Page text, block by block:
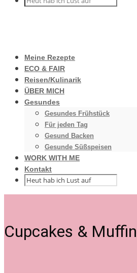
Meine Rezepte
ECO & FAIR
Reisen/Kulinarik
ÜBER MICH
Gesundes
Gesundes Frühstück
Für jeden Tag
Gesund Backen
Gesunde Süßspeisen
WORK WITH ME
Kontakt
Cupcakes &